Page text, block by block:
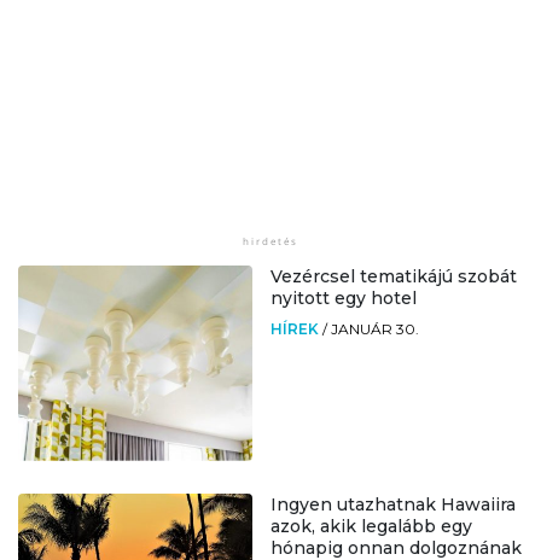
Vezércsel tematikájú szobát
nyitott egy hotel
HÍREK /JANUÁR 30.
Ingyen utazhatnak Hawaiira
azok, akik legalább egy
hónapig onnan dolgoznának